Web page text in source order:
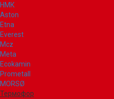
НМК
Aston
Etna
Everest
Mcz
Meta
Ecokamin
Prometall
MORSØ
Термофор